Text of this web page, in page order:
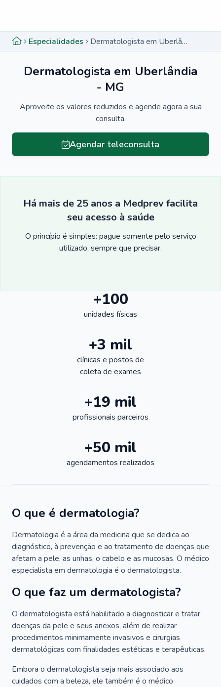
Especialidades Dermatologista em Uberlândia - MG
Dermatologista em Uberlândia
- MG
Aproveite os valores reduzidos e agende agora a sua
consulta.
Agendar teleconsulta
Há mais de 25 anos a Medprev facilita
seu acesso à saúde
O princípio é simples: pague somente pelo serviço
utilizado, sempre que precisar.
+100
unidades físicas
+3 mil
clínicas e postos de
coleta de exames
+19 mil
profissionais parceiros
+50 mil
agendamentos realizados
O que é dermatologia?
Dermatologia é a área da medicina que se dedica ao
diagnóstico, à prevenção e ao tratamento de doenças que
afetam a pele, as unhas, o cabelo e as mucosas. O médico
especialista em dermatologia é o dermatologista.
O que faz um dermatologista?
O dermatologista está habilitado a diagnosticar e tratar
doenças da pele e seus anexos, além de realizar
procedimentos minimamente invasivos e cirurgias
dermatológicas com finalidades estéticas e terapêuticas.
Embora o dermatologista seja mais associado aos
cuidados com a beleza, ele também é o médico